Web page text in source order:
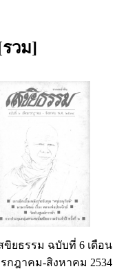
วม]
ขิยธรรม ฉบับที่ 6 เดือน
กฎาคม-สิงหาคม 2534